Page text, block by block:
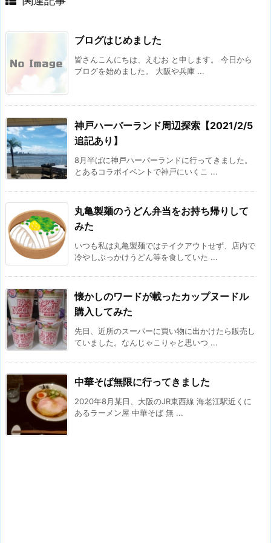
ブログはじめました
皆さんこんにちは、えむお と申します。 今日から
ブログを始めました。 大阪や兵庫 ...
神戸ハーバーランド周辺探索【2021/2/5
追記あり】
8月半ばに神戸ハーバーランドに行ってきました。
とあるコラボイベントで神戸にいくこ ...
丸亀製麺のうどん弁当をお持ち帰りして
みた
いつも私は丸亀製麺ではテイクアウトせず、店内で
冷やしぶっかけうどん等を食していた ...
懐かしのワードが載ったカップヌードル
購入してみた
先日、近所のスーパーに買い物に出かけたら販売し
ていました。なんじゃこりゃと思いつ ...
中華そば無限に行ってきました
2020年8月某日、大阪のJR東西線 海老江駅近くに
あるラーメン屋 中華そば 無 ...